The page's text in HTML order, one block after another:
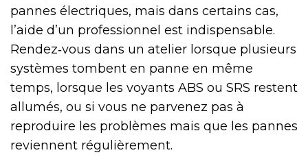
pannes électriques, mais dans certains cas,
l’aide d’un professionnel est indispensable.
Rendez‑vous dans un atelier lorsque plusieurs
systèmes tombent en panne en même
temps, lorsque les voyants ABS ou SRS restent
allumés, ou si vous ne parvenez pas à
reproduire les problèmes mais que les pannes
reviennent régulièrement.